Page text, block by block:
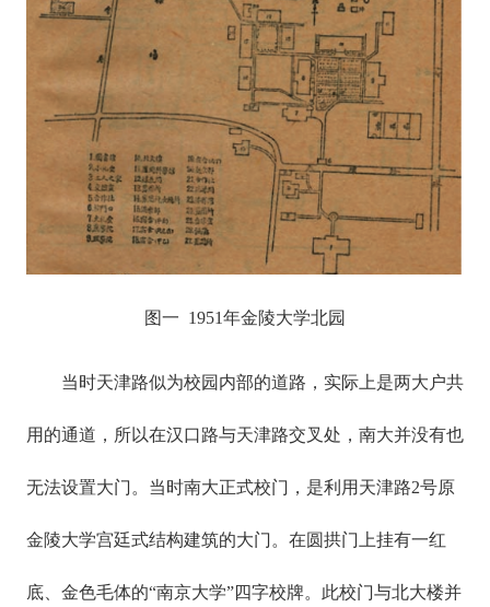
图一 1951年金陵大学北园
当时天津路似为校园内部的道路，实际上是两大户共
用的通道，所以在汉口路与天津路交叉处，南大并没有也
无法设置大门。当时南大正式校门，是利用天津路2号原
金陵大学宫廷式结构建筑的大门。在圆拱门上挂有一红
底、金色毛体的“南京大学”四字校牌。此校门与北大楼并